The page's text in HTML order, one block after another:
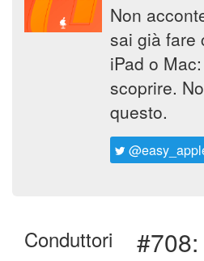
Non
sai già fare
iPad o
scoprire.
questo.
Conduttori